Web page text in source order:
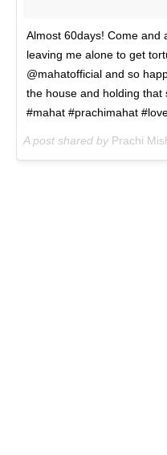
Almost 60days! Come and
leaving me alone to get
@mahatofficial and so
the house and holding that
#mahat #prachimahat
A post shared by Prachi